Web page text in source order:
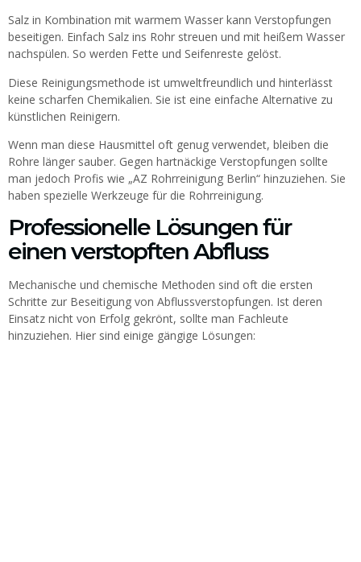
Salz in Kombination mit warmem Wasser kann Verstopfungen
beseitigen. Einfach Salz ins Rohr streuen und mit heißem Wasser
nachspülen. So werden Fette und Seifenreste gelöst.
Diese Reinigungsmethode ist umweltfreundlich und hinterlässt
keine scharfen Chemikalien. Sie ist eine einfache Alternative zu
künstlichen Reinigern.
Wenn man diese Hausmittel oft genug verwendet, bleiben die
Rohre länger sauber. Gegen hartnäckige Verstopfungen sollte
man jedoch Profis wie „AZ Rohrreinigung Berlin“ hinzuziehen. Sie
haben spezielle Werkzeuge für die Rohrreinigung.
Professionelle Lösungen für
einen verstopften Abfluss
Mechanische und chemische Methoden sind oft die ersten
Schritte zur Beseitigung von Abflussverstopfungen. Ist deren
Einsatz nicht von Erfolg gekrönt, sollte man Fachleute
hinzuziehen. Hier sind einige gängige Lösungen: